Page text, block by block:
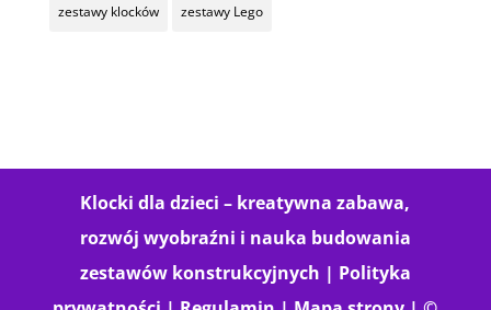
zestawy klocków zestawy Lego
Klocki dla dzieci – kreatywna zabawa,
rozwój wyobraźni i nauka budowania
zestawów konstrukcyjnych | Polityka